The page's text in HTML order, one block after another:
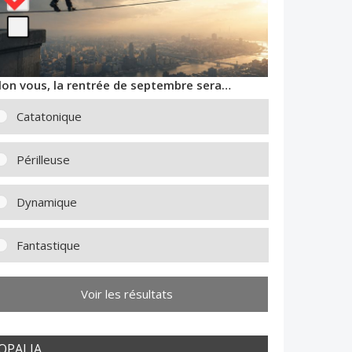
vous, la rentrée de septembre sera…
Catatonique
Périlleuse
Dynamique
Fantastique
Voir les résultats